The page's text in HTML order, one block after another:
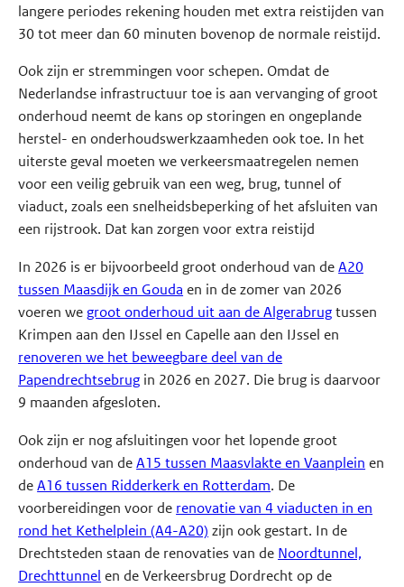
langere periodes rekening houden met extra reistijden van
30 tot meer dan 60 minuten bovenop de normale reistijd.
Ook zijn er stremmingen voor schepen. Omdat de
Nederlandse infrastructuur toe is aan vervanging of groot
onderhoud neemt de kans op storingen en ongeplande
herstel- en onderhoudswerkzaamheden ook toe. In het
uiterste geval moeten we verkeersmaatregelen nemen
voor een veilig gebruik van een weg, brug, tunnel of
viaduct, zoals een snelheidsbeperking of het afsluiten van
een rijstrook. Dat kan zorgen voor extra reistijd
In 2026 is er bijvoorbeeld groot onderhoud van deA20
tussen Maasdijk en Gouda en in de zomer van 2026
voeren wegroot onderhoud uit aan de Algerabrugtussen
Krimpen aan den IJssel en Capelle aan den IJssel en
renoveren we het beweegbare deel van de
Papendrechtsebrug in 2026 en 2027. Die brug is daarvoor
9 maanden afgesloten.
Ook zijn er nog afsluitingen voor het lopende groot
onderhoud van deA15 tussen Maasvlakte en Vaanplein en
deA16 tussen Ridderkerk en Rotterdam. De
voorbereidingen voor de renovatie van 4 viaducten in en
rond het Kethelplein (A4-A20) zijn ook gestart. In de
Drechtsteden staan de renovaties van de Noordtunnel,
Drechttunnel en de Verkeersbrug Dordrecht op de